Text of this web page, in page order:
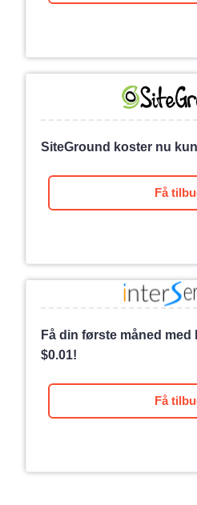
SiteGround koster nu kun
Få
Få din første måned
$0.01!
Få